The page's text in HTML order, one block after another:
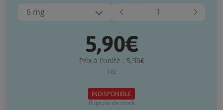
6 mg
5,90€
Prix à l'unité : 5,90€
TTC
INDISPONIBLE
Rupture de stock